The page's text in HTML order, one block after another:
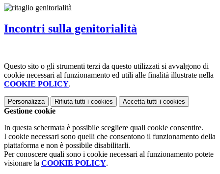
Incontri sulla genitorialità
Questo sito o gli strumenti terzi da questo utilizzati si avvalgono di
cookie necessari al funzionamento ed utili alle finalità illustrate nella
COOKIE POLICY.
Personalizza Rifiuta tutti i cookies Accetta tutti i cookies
Gestione cookie
In questa schermata è possibile scegliere quali cookie consentire.
I cookie necessari sono quelli che consentono il funzionamento della
piattaforma e non è possibile disabilitarli.
Per conoscere quali sono i cookie necessari al funzionamento potete
visionare la COOKIE POLICY.